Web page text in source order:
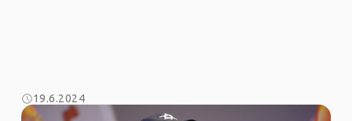
19.6.2024